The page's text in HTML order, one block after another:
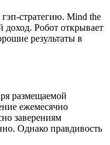
стратегию. Mind the
Робот открывает
результаты в
размещаемой
ежемесячно
заверениям
Однако правдивость